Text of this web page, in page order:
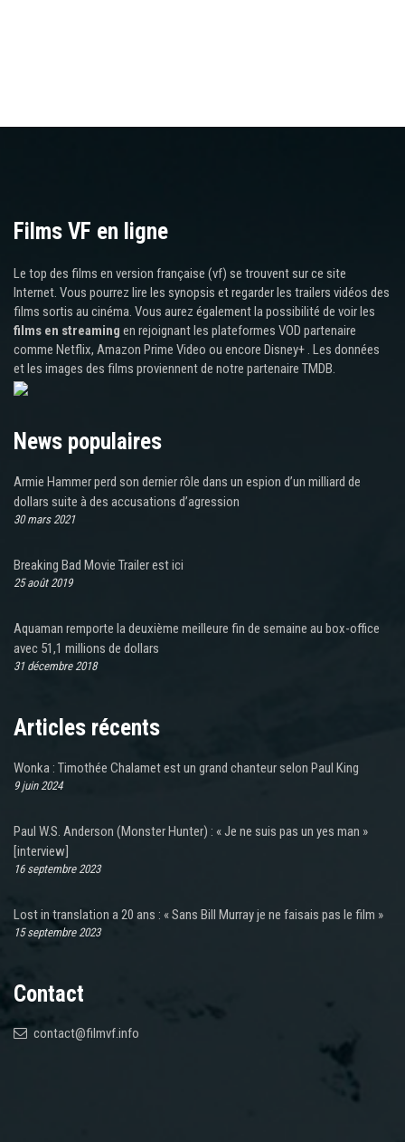
Films VF en ligne
Le top des films en version française (vf) se trouvent sur ce site
Internet. Vous pourrez lire les synopsis et regarder les trailers vidéos des
films sortis au cinéma. Vous aurez également la possibilité de voir les
films en streaming en rejoignant les plateformes VOD partenaire
comme Netflix, Amazon Prime Video ou encore Disney+ . Les données
et les images des films proviennent de notre partenaire TMDB.
News populaires
Armie Hammer perd son dernier rôle dans un espion d’un milliard de
dollars suite à des accusations d’agression
30 mars 2021
Breaking Bad Movie Trailer est ici
25 août 2019
Aquaman remporte la deuxième meilleure fin de semaine au box-office
avec 51,1 millions de dollars
31 décembre 2018
Articles récents
Wonka : Timothée Chalamet est un grand chanteur selon Paul King
9 juin 2024
Paul W.S. Anderson (Monster Hunter) : « Je ne suis pas un yes man »
[interview]
16 septembre 2023
Lost in translation a 20 ans : « Sans Bill Murray je ne faisais pas le film »
15 septembre 2023
Contact
contact@filmvf.info